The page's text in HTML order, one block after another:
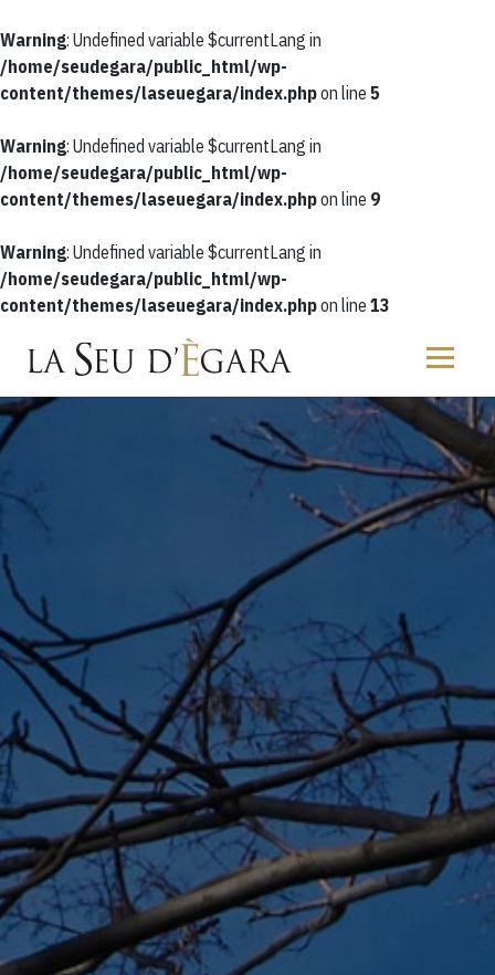
Warning: Undefined variable $currentLang in
/home/seudegara/public_html/wp-
content/themes/laseuegara/index.phpon line 5
Warning: Undefined variable $currentLang in
/home/seudegara/public_html/wp-
content/themes/laseuegara/index.phpon line 9
Warning: Undefined variable $currentLang in
/home/seudegara/public_html/wp-
content/themes/laseuegara/index.phpon line 13